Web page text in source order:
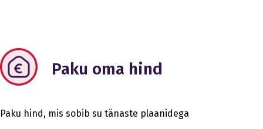
Paku oma hind
Paku hind, mis sobib su tänaste plaanidega